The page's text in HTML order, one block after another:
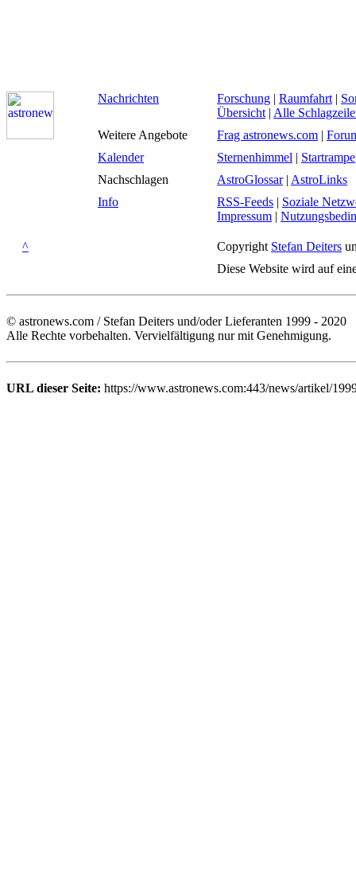
Nachrichten Forschung | Raumfahrt |
Übersicht | Alle
Weitere Angebote
Frag astronews.com |
Kalender
Sternenhimmel | Startrampe
Nachschlagen
AstroGlossar| AstroLinks
Info
RSS-Feeds | Soziale
Impressum |
^ Copyright Stefan Deiters
Diese Website wird auf
© astronews.com / Stefan Deiters und/oder Lieferanten 1999 - 2020
Alle Rechte vorbehalten. Vervielfältigung nur mit Genehmigung.
URL dieser Seite: https://www.astronews.com:443/news/artikel/